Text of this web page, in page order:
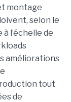
montage
selon le
l’échelle de
améliorations
tout
de